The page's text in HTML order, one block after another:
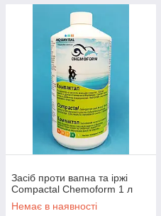
Засіб проти вапна та іржі
Compactal Chemoform 1 л
Немає в наявності